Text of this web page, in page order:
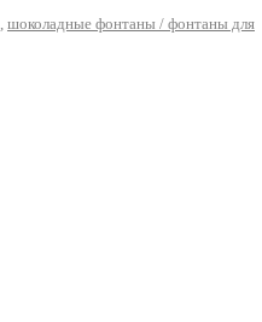
, шоколадные фонтаны / фонтаны для